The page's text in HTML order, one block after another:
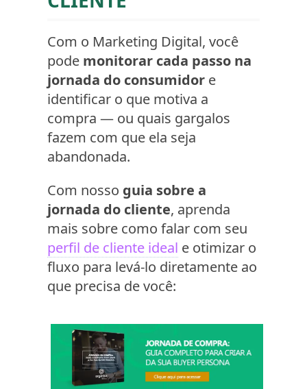
Com o Marketing Digital, você
pode monitorar cada passo na
jornada do consumidor e
identificar o que motiva a
compra — ou quais gargalos
fazem com que ela seja
abandonada.
Com nosso guia sobre a
jornada do cliente, aprenda
mais sobre como falar com seu
perfil de cliente ideal e otimizar o
fluxo para levá-lo diretamente ao
que precisa de você: